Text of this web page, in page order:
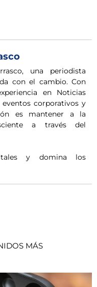
una periodista
con el cambio. Con
en Noticias
corporativos y
es mantener a la
a través del
y domina los
MÁS